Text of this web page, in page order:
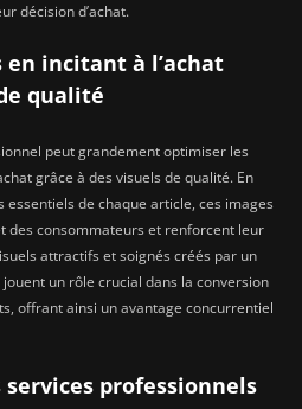
décision d’achat.
incitant à l’achat
qualité
peut grandement optimiser les
grâce à des visuels de qualité. En
de chaque article, ces images
des consommateurs et renforcent leur
attractifs et soignés créés par un
un rôle crucial dans la conversion
offrant ainsi un avantage concurrentiel
professionnels